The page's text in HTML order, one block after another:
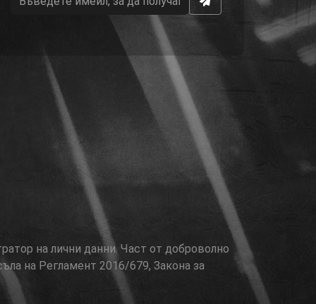
на лични данни. Част от доброволно
на Регламент 2016/679, Закона за